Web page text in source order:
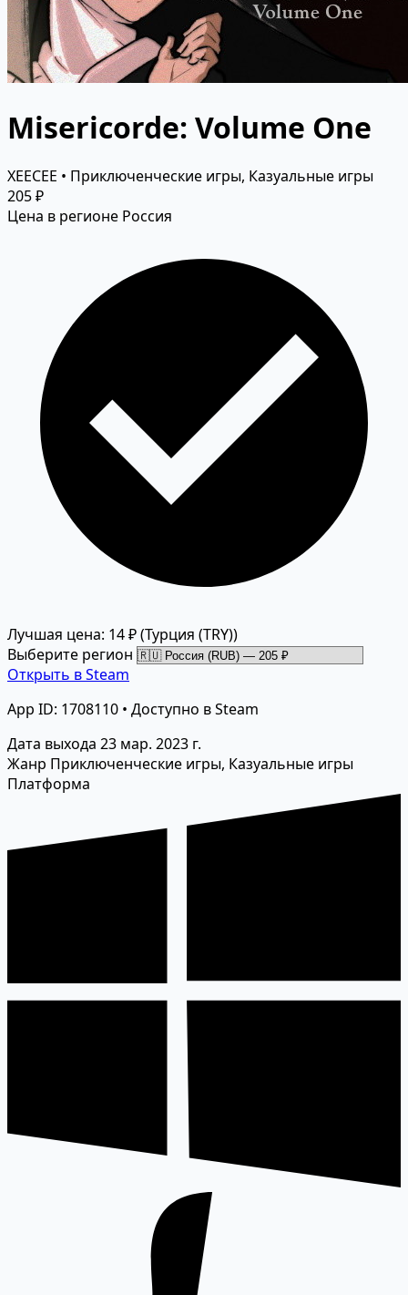
Misericorde: Volume One
XEECEE • Приключенческие игры, Казуальные игры
205 ₽
Цена в регионе Россия
Лучшая цена: 14 ₽(Турция (TRY))
Выберите регион
Открыть в Steam
App ID: 1708110 • Доступно в Steam
Дата выхода 23 мар. 2023 г.
Жанр Приключенческие игры, Казуальные игры
Платформа